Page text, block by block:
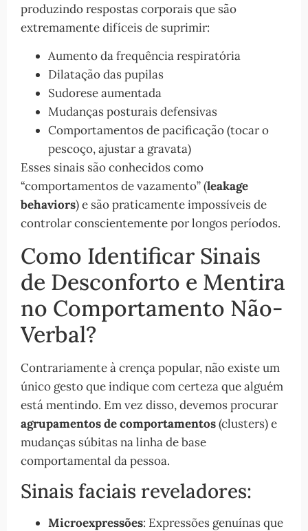
produzindo respostas corporais que são
extremamente difíceis de suprimir:
Aumento da frequência respiratória
Dilatação das pupilas
Sudorese aumentada
Mudanças posturais defensivas
Comportamentos de pacificação (tocar o
pescoço, ajustar a gravata)
Esses sinais são conhecidos como
“comportamentos de vazamento” (leakage
behaviors) e são praticamente impossíveis de
controlar conscientemente por longos períodos.
Como Identificar Sinais
de Desconforto e Mentira
no Comportamento Não-
Verbal?
Contrariamente à crença popular, não existe um
único gesto que indique com certeza que alguém
está mentindo. Em vez disso, devemos procurar
agrupamentos de comportamentos(clusters) e
mudanças súbitas na linha de base
comportamental da pessoa.
Sinais faciais reveladores:
Microexpressões: Expressões genuínas que